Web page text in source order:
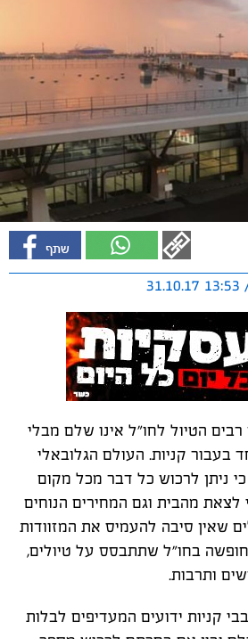
רבים הטיול לחו"ל אינו שלם מבלי
בעבור קניות. העולם הגלובאלי
ניתן לרכוש כל דבר מכל מקום
מהבית וגם המחירים הנוחים
שאין סיבה להעמיס את המזוודות
בחו"ל שתתבסס על טיולים,
ותרבות.
קניות ידועים המעדיפים לבלות